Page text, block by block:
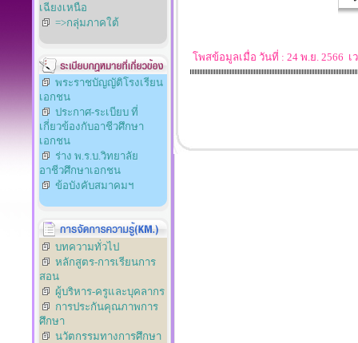
เฉียงเหนือ
=>กลุ่มภาคใต้
พระราชบัญญัติโรงเรียน
เอกชน
ประกาศ-ระเบียบ ที่
เกี่ยวข้องกับอาชีวศึกษา
เอกชน
ร่าง พ.ร.บ.วิทยาลัย
อาชีวศึกษาเอกชน
ข้อบังคับสมาคมฯ
บทความทั่วไป
หลักสูตร-การเรียนการ
สอน
ผู้บริหาร-ครูและบุคลากร
การประกันคุณภาพการ
ศึกษา
นวัตกรรมทางการศึกษา
โพสข้อมูลเมื่อ วันที่ : 24 พ.ย. 2566